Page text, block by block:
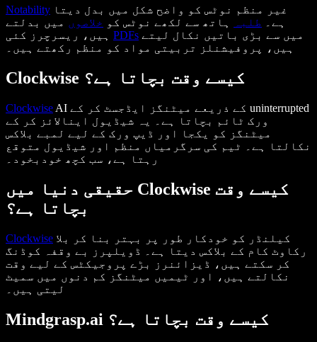
Notability
ہے۔
طلبہ ہاتھ سے لکھے نوٹس کو خلاصوں میں بدلتے
PDFs
ہیں، پروفیشنلز تربیتی مواد کو منظم رکھتے ہیں۔
Clockwise کیسے وقت بچاتا ہے؟
Clockwise AI کے ذریعے میٹنگز ایڈجسٹ کر کے uninterrupted
ورک ٹائم بچاتا ہے۔ یہ شیڈیول اینالائز کر کے
میٹنگز کو یکجا اور ڈیپ ورک کے لیے لمبے بلاکس
نکالتا ہے۔ ٹیم کی سرگرمیاں منظم اور شیڈیول متوقع
رہتا ہے، سب کچھ خودبخود۔
حقیقی دنیا میں Clockwise کیسے وقت
Clockwise
رکاوٹ کام کے بلاکس دیتا ہے۔ ڈویلپرز بے وقفہ کوڈنگ
کر سکتے ہیں، ڈیزائنرز بڑے پروجیکٹس کے لیے وقت
نکالتے ہیں، اور ٹیمیں میٹنگز کم دنوں میں سمیٹ
لیتی ہیں۔
Mindgrasp.ai کیسے وقت بچاتا ہے؟